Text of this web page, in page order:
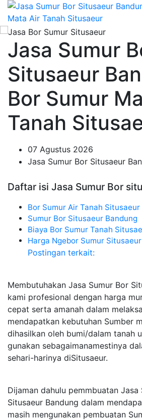
Jasa Sumur
Situsaeur
Bor Sumur
Tanah
07 Agustus 2026
Jasa Sumur Bor Situsaeur
Daftar isi Jasa Sumur Bor
Bor Sumur Air Tanah Situsaeur
Sumur Bor Situsaeur Bandung
Biaya Bor Sumur Tanah
Harga Ngebor Sumur
Postingan terkait:
Membutuhakan Jasa Sumur Bor
kami profesional dengan harga
cepat serta amanah dalam
mendapatkan kebutuhan Sumber
dihasilkan oleh bumi/dalam tanah
gunakan sebagaimanamestinya
sehari-harinya diSitusaeur.
Dijaman dahulu pemmbuatan Jasa
Situsaeur Bandung dalam
masih mengunakan pembuatan